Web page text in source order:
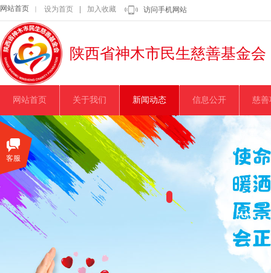
设为首页 加入收藏
网站首页 访问手机网站
陕西省神木市民生慈善基金会
网站首页 关于我们 新闻动态 信息公开 慈善
客服